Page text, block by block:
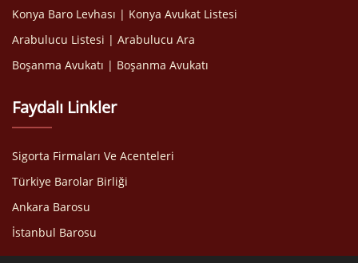
Konya Baro Levhası | Konya Avukat Listesi
Arabulucu Listesi | Arabulucu Ara
Boşanma Avukatı | Boşanma Avukatı
Faydalı Linkler
Sigorta Firmaları Ve Acenteleri
Türkiye Barolar Birliği
Ankara Barosu
İstanbul Barosu